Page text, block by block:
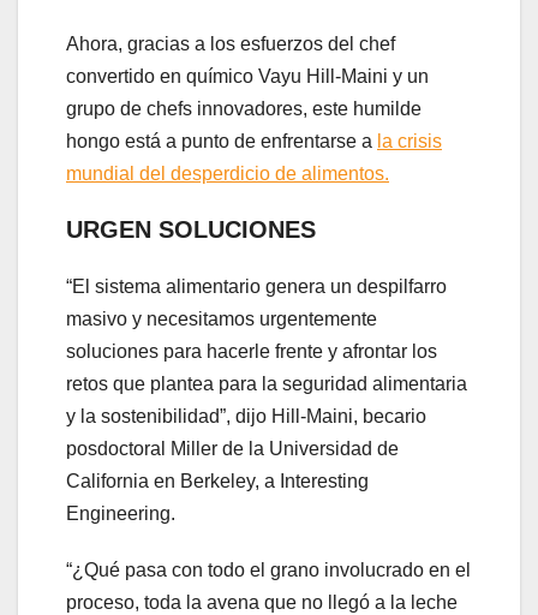
Ahora, gracias a los esfuerzos del chef
convertido en químico Vayu Hill-Maini y un
grupo de chefs innovadores, este humilde
hongo está a punto de enfrentarse a la crisis
mundial del desperdicio de alimentos.
URGEN SOLUCIONES
“El sistema alimentario genera un despilfarro
masivo y necesitamos urgentemente
soluciones para hacerle frente y afrontar los
retos que plantea para la seguridad alimentaria
y la sostenibilidad”, dijo Hill-Maini, becario
posdoctoral Miller de la Universidad de
California en Berkeley, a Interesting
Engineering.
“¿Qué pasa con todo el grano involucrado en el
proceso, toda la avena que no llegó a la leche